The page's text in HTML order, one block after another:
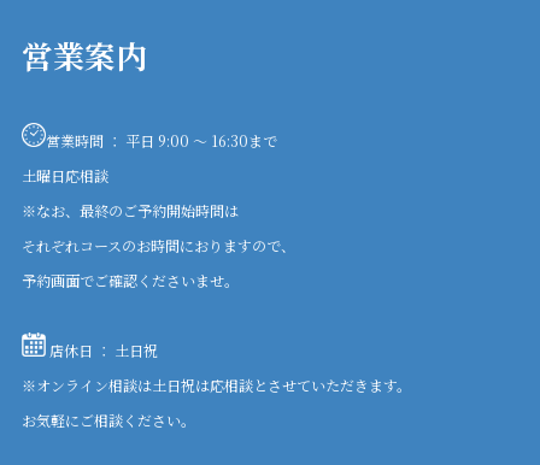
営業案内
営業時間 ： 平日 9:00 〜 16:30まで
土曜日応相談
※なお、最終のご予約開始時間は
それぞれコースのお時間におりますので、
予約画面でご確認くださいませ。
店休日 ： 土日祝
※オンライン相談は土日祝は応相談とさせていただきます。
お気軽にご相談ください。